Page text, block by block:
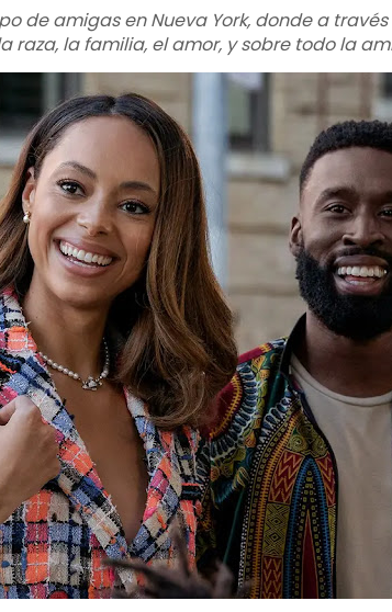
de amigas en Nueva York, donde a
raza, la familia, el amor, y sobre todo la